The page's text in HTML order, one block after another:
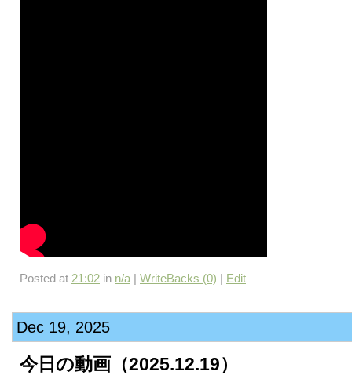
Posted at 21:02 in n/a | WriteBacks (0) | Edit
Dec 19, 2025
今日の動画（2025.12.19）